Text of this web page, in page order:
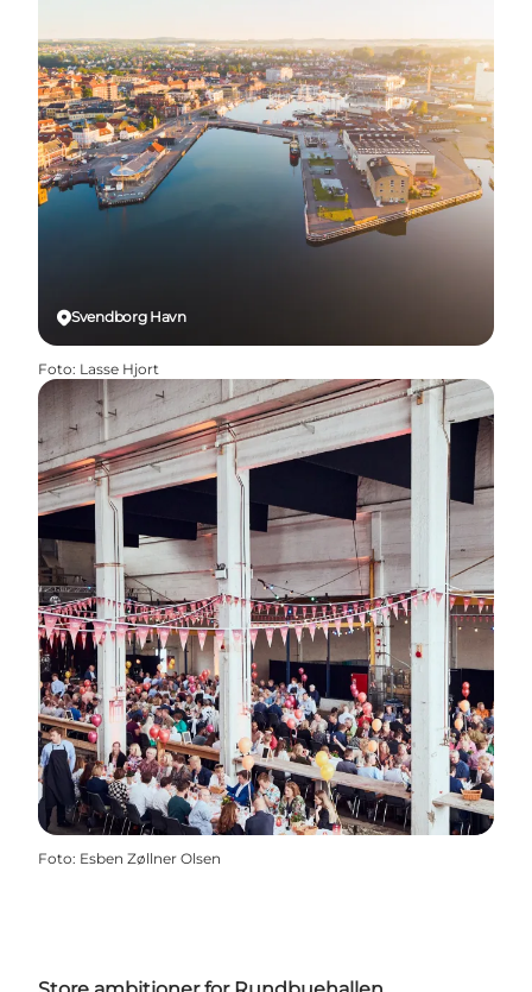
Svendborg Havn
Foto: Lasse Hjort
Foto: Esben Zøllner Olsen